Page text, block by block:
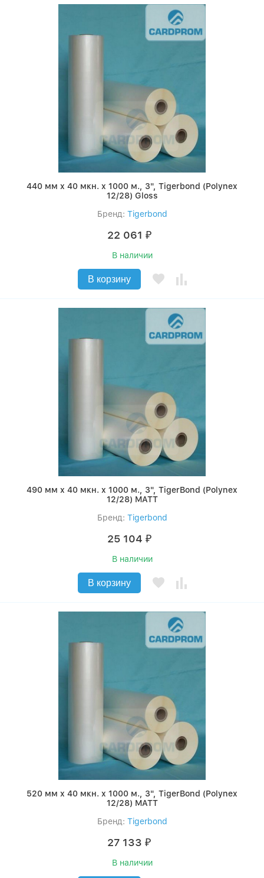
440 мм x 40 мкн. x 1000 м., 3", Tigerbond (Polynex
12/28) Gloss
Бренд: Tigerbond
22 061 ₽
В наличии
В корзину
490 мм x 40 мкн. x 1000 м., 3", TigerBond (Polynex
12/28) MATT
Бренд: Tigerbond
25 104 ₽
В наличии
В корзину
520 мм x 40 мкн. x 1000 м., 3", TigerBond (Polynex
12/28) MATT
Бренд: Tigerbond
27 133 ₽
В наличии